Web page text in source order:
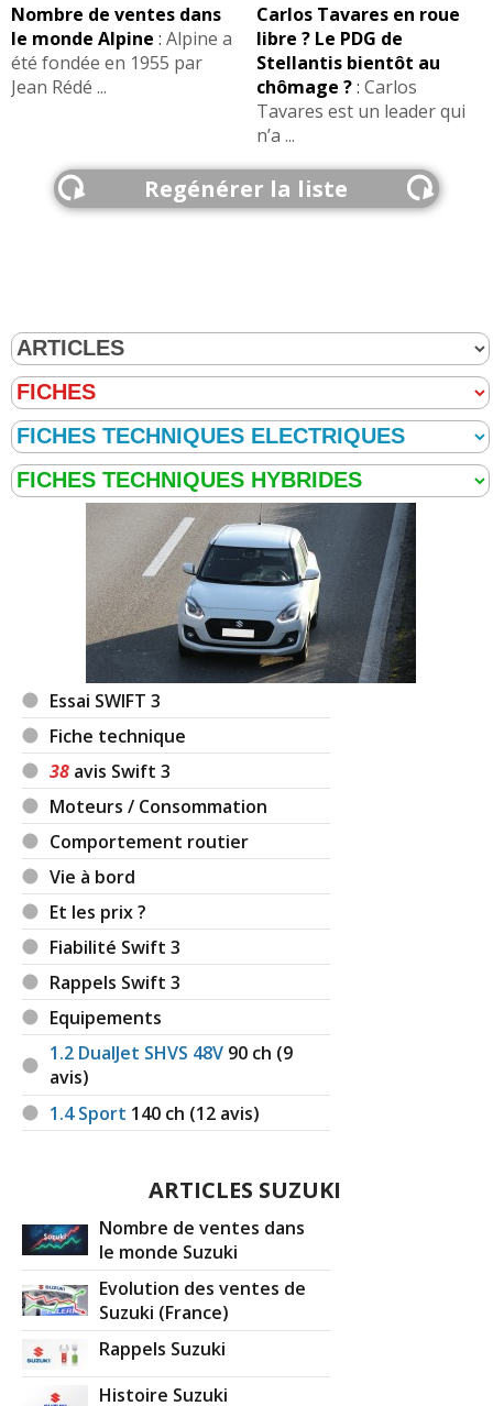
Nombre de ventes dans
le monde Alpine : Alpine a
été fondée en 1955 par
Jean Rédé ...
Carlos Tavares en roue
libre ? Le PDG de
Stellantis bientôt au
chômage ?: Carlos
Tavares est un leader qui
n’a ...
Regénérer la liste
Essai SWIFT 3
Fiche technique
38 avis Swift 3
Moteurs / Consommation
Comportement routier
Vie à bord
Et les prix ?
Fiabilité Swift 3
Rappels Swift 3
Equipements
1.2 DualJet SHVS 48V 90 ch (9
avis)
1.4 Sport 140 ch (12 avis)
ARTICLES SUZUKI
Nombre de ventes dans
le monde Suzuki
Evolution des ventes de
Suzuki (France)
Rappels Suzuki
Histoire Suzuki